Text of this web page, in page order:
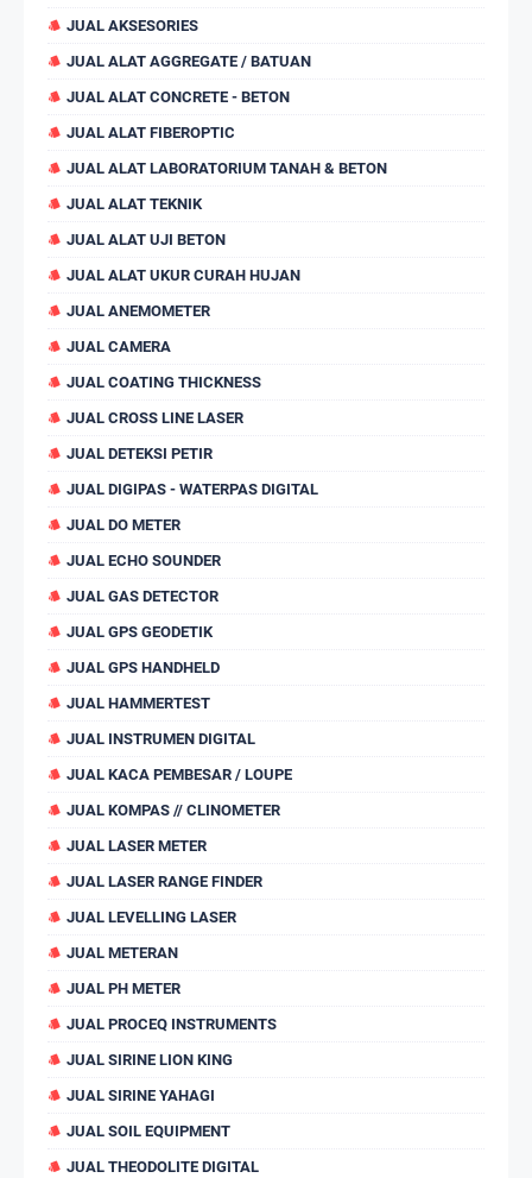
JUAL AKSESORIES
JUAL ALAT AGGREGATE / BATUAN
JUAL ALAT CONCRETE - BETON
JUAL ALAT FIBEROPTIC
JUAL ALAT LABORATORIUM TANAH & BETON
JUAL ALAT TEKNIK
JUAL ALAT UJI BETON
JUAL ALAT UKUR CURAH HUJAN
JUAL ANEMOMETER
JUAL CAMERA
JUAL COATING THICKNESS
JUAL CROSS LINE LASER
JUAL DETEKSI PETIR
JUAL DIGIPAS - WATERPAS DIGITAL
JUAL DO METER
JUAL ECHO SOUNDER
JUAL GAS DETECTOR
JUAL GPS GEODETIK
JUAL GPS HANDHELD
JUAL HAMMERTEST
JUAL INSTRUMEN DIGITAL
JUAL KACA PEMBESAR / LOUPE
JUAL KOMPAS // CLINOMETER
JUAL LASER METER
JUAL LASER RANGE FINDER
JUAL LEVELLING LASER
JUAL METERAN
JUAL PH METER
JUAL PROCEQ INSTRUMENTS
JUAL SIRINE LION KING
JUAL SIRINE YAHAGI
JUAL SOIL EQUIPMENT
JUAL THEODOLITE DIGITAL